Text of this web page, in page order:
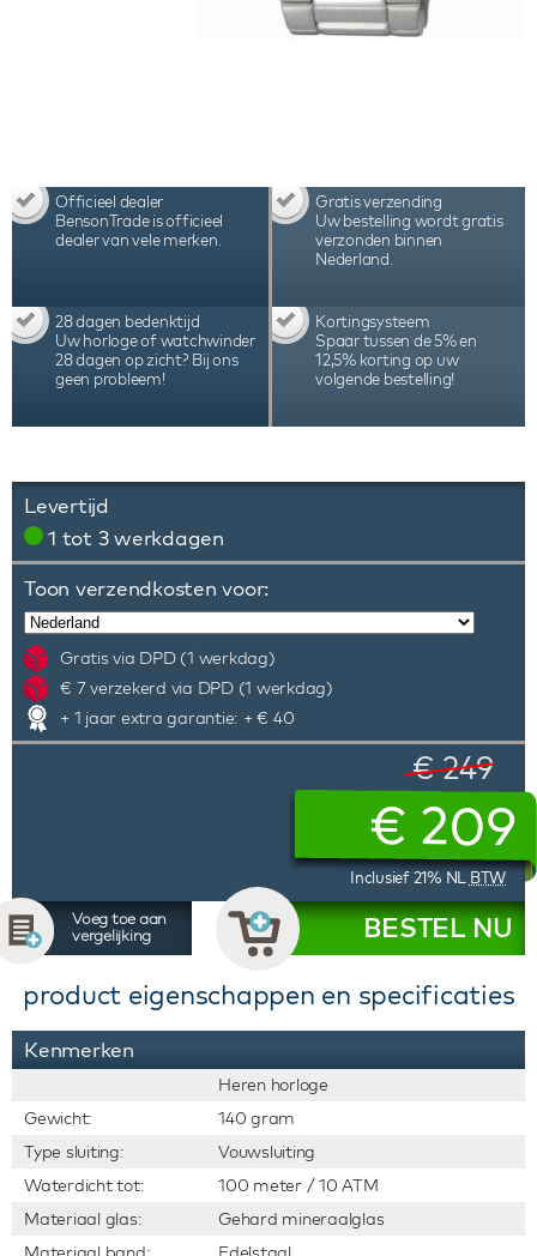
Officieel dealer
BensonTrade is officieel
dealer van vele merken.
Gratis verzending
Uw bestelling wordt gratis
verzonden binnen
Nederland.
28 dagen bedenktijd
Uw horloge of watchwinder
28 dagen op zicht? Bij ons
geen probleem!
Kortingsysteem
Spaar tussen de 5% en
12,5% korting op uw
volgende bestelling!
Levertijd
1 tot 3 werkdagen
Toon verzendkosten voor:
Gratis via DPD (1 werkdag)
€ 7 verzekerd via DPD (1 werkdag)
+ 1 jaar extra garantie: + € 40
€ 249
€ 209
Inclusief 21% NL BTW
Voeg toe aan
vergelijking
BESTEL NU
product eigenschappen en specificaties
Kenmerken
Heren horloge
Gewicht:
140 gram
Type sluiting:
Vouwsluiting
Waterdicht tot:
100 meter / 10 ATM
Materiaal glas:
Gehard mineraalglas